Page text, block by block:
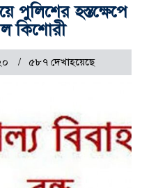
পুলিশের হস্তক্ষেপে
কিশোরী
৫৮৭ দেখাহয়েছে